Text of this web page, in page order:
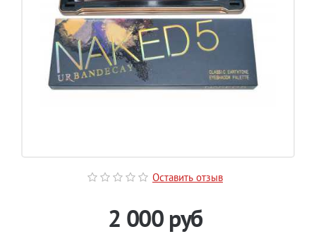
Оставить отзыв
2 000 руб